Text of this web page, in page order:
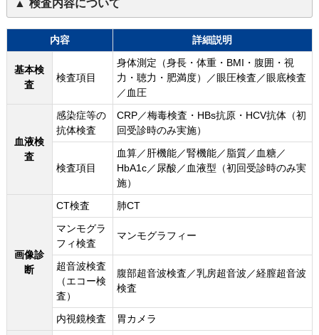
検査内容について
内容 詳細説明
基本検
査
検査項目
身体測定（身長・体重・BMI・腹囲・視
力・聴力・肥満度）／眼圧検査／眼底検査
／血圧
血液検
査
感染症等の
抗体検査
CRP／梅毒検査・HBs抗原・HCV抗体（初
回受診時のみ実施）
検査項目
血算／肝機能／腎機能／脂質／血糖／
HbA1c／尿酸／血液型（初回受診時のみ実
施）
画像診
断
CT検査
肺CT
マンモグラ
フィ検査
マンモグラフィー
超音波検査
（エコー検
査）
腹部超音波検査／乳房超音波／経膣超音波
検査
内視鏡検査 胃カメラ